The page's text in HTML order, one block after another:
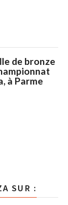
de bronze
à Parme
SUR :